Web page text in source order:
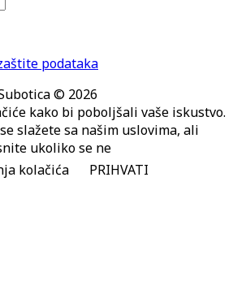
podataka
© 2026
kako bi poboljšali vaše iskustvo.
slažete sa našim uslovima, ali
ukoliko se ne
kolačića PRIHVATI